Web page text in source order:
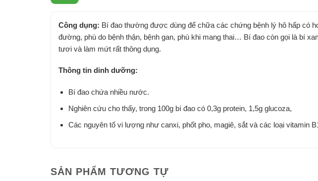
Công dụng: Bí đao thường được dùng để chữa các chứng bệnh lý hô hấp có
đường, phù do bệnh thận, bệnh gan, phù khi mang thai… Bí đao còn gọi là bí
tươi và làm mứt rất thông dụng.
Thông tin dinh dưỡng:
Bí đao chứa nhiều nước.
Nghiên cứu cho thấy, trong 100g bí đao có 0,3g protein, 1,5g glucoza,
Các nguyên tố vi lượng như canxi, phốt pho, magiê, sắt và các loại vitamin
SẢN PHẨM TƯƠNG TỰ